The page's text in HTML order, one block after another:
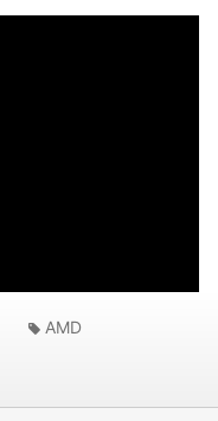
AMD